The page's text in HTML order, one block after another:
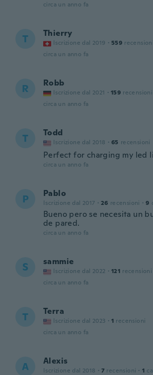
circa un anno fa
T Thierry
Iscrizione dal 2019 · 559 recensioni
circa un anno fa
R Robb
Iscrizione dal 2021 · 159 recensioni
circa un anno fa
T Todd
Iscrizione dal 2018 · 65 recensioni
Perfect for charging my led
circa un anno fa
P Pablo
Iscrizione dal 2017 · 26 recensioni · 9
Bueno pero se necesita un
de pared.
circa un anno fa
S sammie
Iscrizione dal 2022 · 121 recensioni
circa un anno fa
T Terra
Iscrizione dal 2023 · 1 recensioni
circa un anno fa
A Alexis
Iscrizione dal 2018 · 7 recensioni · 1